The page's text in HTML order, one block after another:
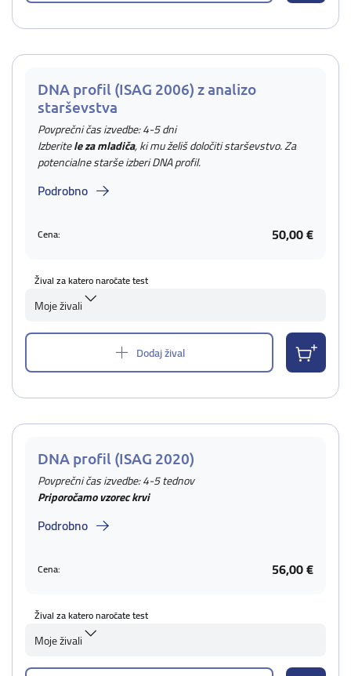
DNA profil (ISAG 2006) z analizo
starševstva
Povprečni čas izvedbe: 4-5 dni
Izberitele za mladiča, ki mu želiš določiti starševstvo. Za
potencialne starše izberi DNA profil.
Podrobno
Cena: 50,00 €
Žival za katero naročate test
Moje živali
Dodaj žival
DNA profil (ISAG 2020)
Povprečni čas izvedbe: 4-5 tednov
Priporočamo vzorec krvi
Podrobno
Cena: 56,00 €
Žival za katero naročate test
Moje živali